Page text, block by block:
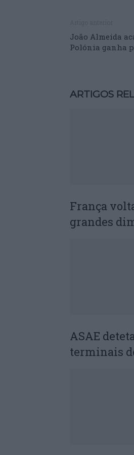
João Almeida
Polónia ganha
ARTIGOS
França
grandes
ASAE
terminais